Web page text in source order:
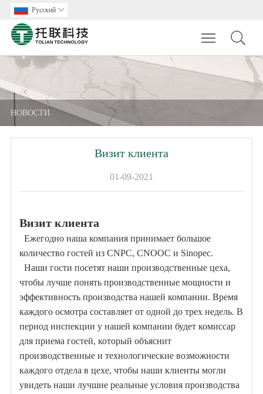
Pусский 
Toggle
HОВОСТИ
Визит клиента
01-09-2021
Визит клиента
Ежегодно наша компания принимает большое
количество гостей из CNPC, CNOOC и Sinopec.
Наши гости посетят наши производственные цеха,
чтобы лучше понять производственные мощности и
эффективность производства нашей компании. Время
каждого осмотра составляет от одной до трех недель. В
период инспекции у нашей компании будет комиссар
для приема гостей, который объяснит
производственные и технологические возможности
каждого отдела в цехе, чтобы наши клиенты могли
увидеть наши лучшие реальные условия производства